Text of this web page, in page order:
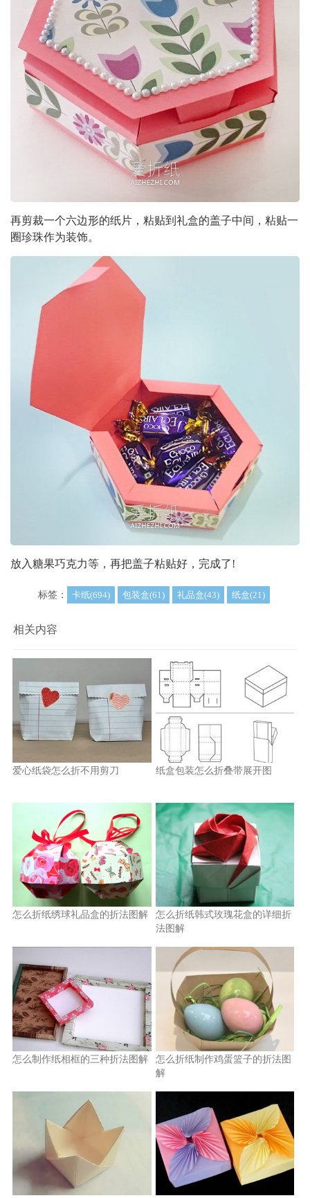
再剪裁一个六边形的纸片，粘贴到礼盒的盖子中间，粘贴一
圈珍珠作为装饰。
放入糖果巧克力等，再把盖子粘贴好，完成了!
标签： 卡纸(694) 包装盒(61) 礼品盒(43) 纸盒(21)
相关内容
爱心纸袋怎么折不用剪刀 纸盒包装怎么折叠带展开图
怎么折纸绣球礼品盒的折法图解
怎么折纸韩式玫瑰花盒的详细折
法图解
怎么制作纸相框的三种折法图解
怎么折纸制作鸡蛋篮子的折法图
解